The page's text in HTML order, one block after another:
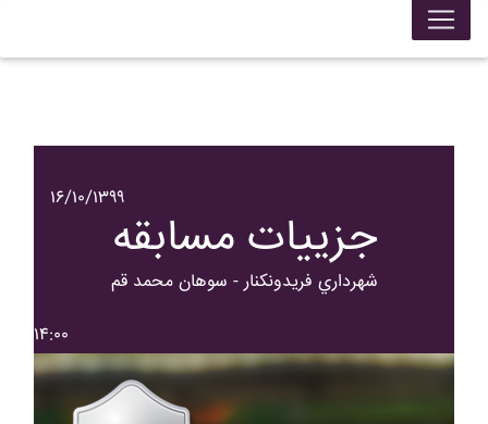
۱۶/۱۰/۱۳۹۹
جزییات مسابقه
شهرداري فريدونکنار - سوهان محمد قم
۱۴:۰۰